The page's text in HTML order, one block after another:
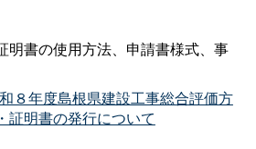
明書の使用方法、申請書様式、事
８年度島根県建設工事総合評価方
証明書の発行について